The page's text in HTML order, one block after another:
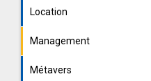
Location
Management
Métavers